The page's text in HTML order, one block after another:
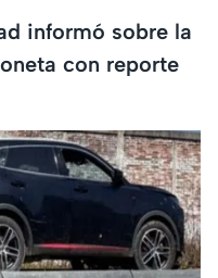
informó sobre la
con reporte